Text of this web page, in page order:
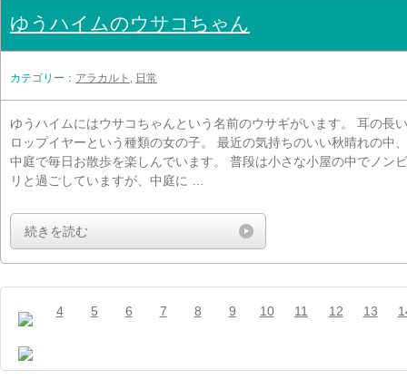
ゆうハイムのウサコちゃん
カテゴリー： アラカルト , 日常
ゆうハイムにはウサコちゃんという名前のウサギがいます。 耳の長い
ロップイヤーという種類の女の子。 最近の気持ちのいい秋晴れの中、
中庭で毎日お散歩を楽しんでいます。 普段は小さな小屋の中でノンビ
リと過ごしていますが、中庭に …
続きを読む
4 5 6 7 8 9 10 11 12 13